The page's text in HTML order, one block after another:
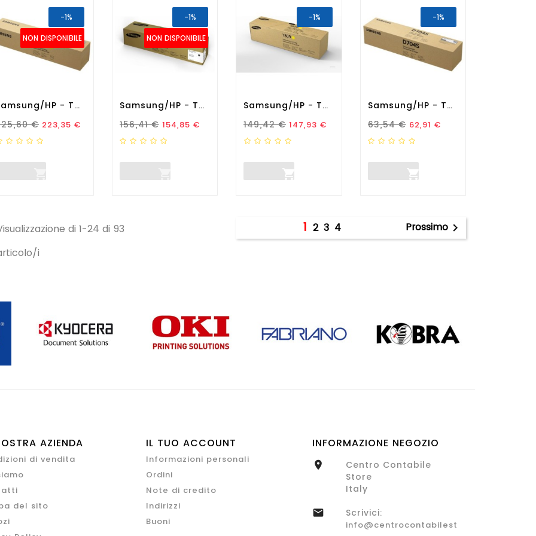
NON DISPONIBILE
-1%
Samsung/HP - Toner...
Standard
€ Prezzo
223,35 €
NON DISPONIBILE
-1%
Samsung/HP - Toner...
Prezzo Standard
156,41 € Prezzo
154,85 €
-1%
Samsung/HP - Toner...
Prezzo Standard
149,42 € Prezzo
147,93 €

-1%
Samsung/HP - Toner...
Prezzo Standard
63,54 € Prezzo
62,91 €

di 1-24 di 93
i
1 2 3 4 Prossimo
AZIENDA
di vendita
del sito
IL TUO ACCOUNT
Informazioni personali
Ordini
Note di credito
Indirizzi
Buoni
INFORMAZIONE NEGOZIO

Centro Contabile
Store
Italy
 Scrivici:
info@centrocontabilestore.com